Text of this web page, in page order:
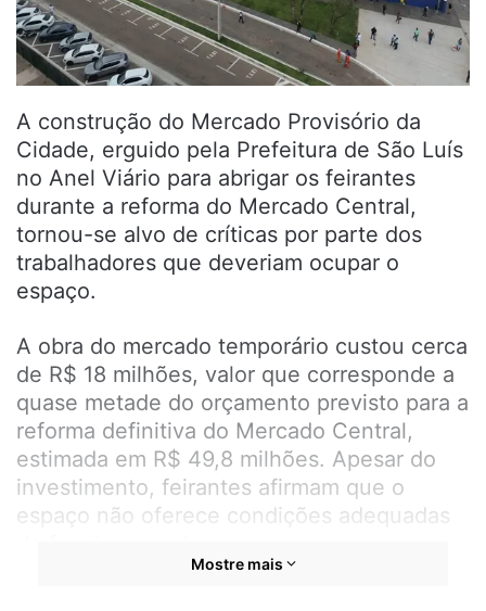
A construção do Mercado Provisório da
Cidade, erguido pela Prefeitura de São Luís
no Anel Viário para abrigar os feirantes
durante a reforma do Mercado Central,
tornou-se alvo de críticas por parte dos
trabalhadores que deveriam ocupar o
espaço.
A obra do mercado temporário custou cerca
de R$ 18 milhões, valor que corresponde a
quase metade do orçamento previsto para a
reforma definitiva do Mercado Central,
estimada em R$ 49,8 milhões. Apesar do
investimento, feirantes afirmam que o
espaço não oferece condições adequadas
Mostre mais